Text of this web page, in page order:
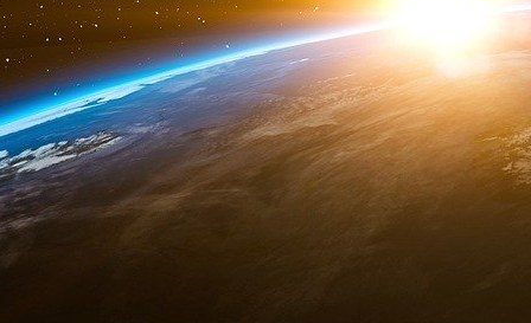
La vérité :
ces maladies dites “infantiles” servent à la
pour en faire un adulte en bonne santé. Avec
la rougeole et des adultes qui l’avaient eu
au contact de leurs enfants vaccinés.
Le mensonge :
Nos enfants deviendront centenaires !